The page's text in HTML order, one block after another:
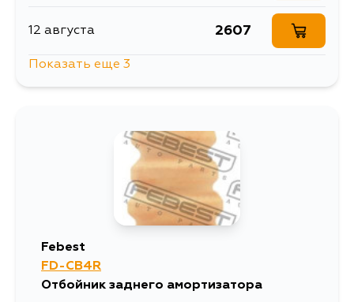
12 августа 2607
1972
Показать еще 3
Febest
FD-CB4R
Отбойник заднего амортизатора